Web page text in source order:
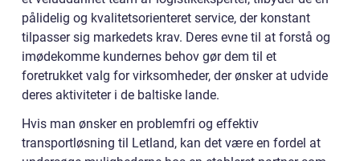
pålidelig og kvalitetsorienteret service, der konstant
tilpasser sig markedets krav. Deres evne til at forstå og
imødekomme kundernes behov gør dem til et
foretrukket valg for virksomheder, der ønsker at udvide
deres aktiviteter i de baltiske lande.
Hvis man ønsker en problemfri og effektiv
transportløsning til Letland, kan det være en fordel at